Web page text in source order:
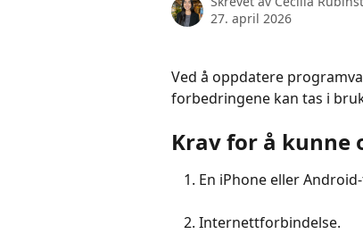
27. april 2026
Ved å oppdatere
forbedringene kan tas i
Krav for å kunne
En iPhone eller
Internettforbindelse.